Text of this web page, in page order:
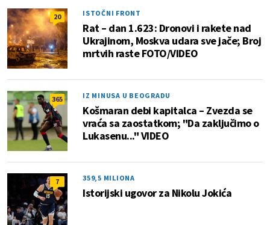
20 ISTOČNI FRONT
Rat – dan 1.623: Dronovi i rakete nad
Ukrajinom, Moskva udara sve jače; Broj
mrtvih raste FOTO/VIDEO
365 IZ MINUSA U BEOGRADU
Košmaran debi kapitalca – Zvezda se
vraća sa zaostatkom; "Da zaključimo o
Lukasenu..." VIDEO
7 359,5 MILIONA
Istorijski ugovor za Nikolu Jokića